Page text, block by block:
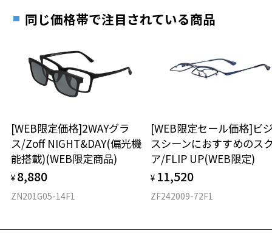
＜実店舗でサングラスまたはパッケージ商品等のレンズ交換について
交換される場合は、レンズ代金の他に3,300円(税込)の加工賃を追加で
頂戴する場合がございます。
店舗でレンズ交換をされるお客様は、商品発送から6ヶ月以内に、ご購
入した商品本体を持参日がわかる「商品発送メール」を店舗スタッフ
商品発送から6ヶ月を過ぎた場合、又はお客様がお忘れの「商品発送メ
ール」のご提示が無かった場合、レンズ代金の他に加工賃として3,30
0円(税込)を頂戴いたしますので、予めご了承ください。
26.1g
※着脱式サングラス：デモレンズ、アタッチメント込みの重さ
タイプ
材質
フロント素材：ニッケル合金（塗装）/プラスチック
す。
同じ価格帯で注目されている商品
[WEB限定価格]2WAYグラ
ス/Zoff NIGHT&DAY(偏光機
能搭載)(WEB限定商品)
¥ 8,880
ZN201G05-14F1
[WEB限定セール価格]ビ
スシーンにおすすめのス
ア/FLIP UP(WEB限定)
¥ 11,520
ZF242009-72F1